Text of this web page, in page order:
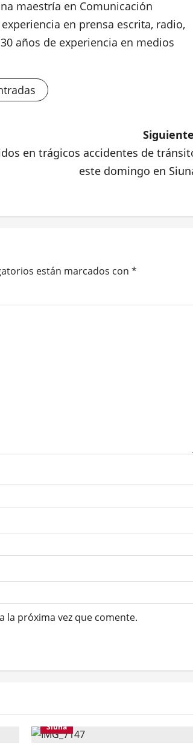
maestría en Comunicación
en prensa escrita, radio,
años de experiencia en medios
en trágicos accidentes de
este domingo en
están marcados con *
la próxima vez que comente.
Siuna